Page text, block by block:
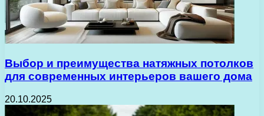
Выбор и преимущества натяжных потолков
для современных интерьеров вашего дома
20.10.2025